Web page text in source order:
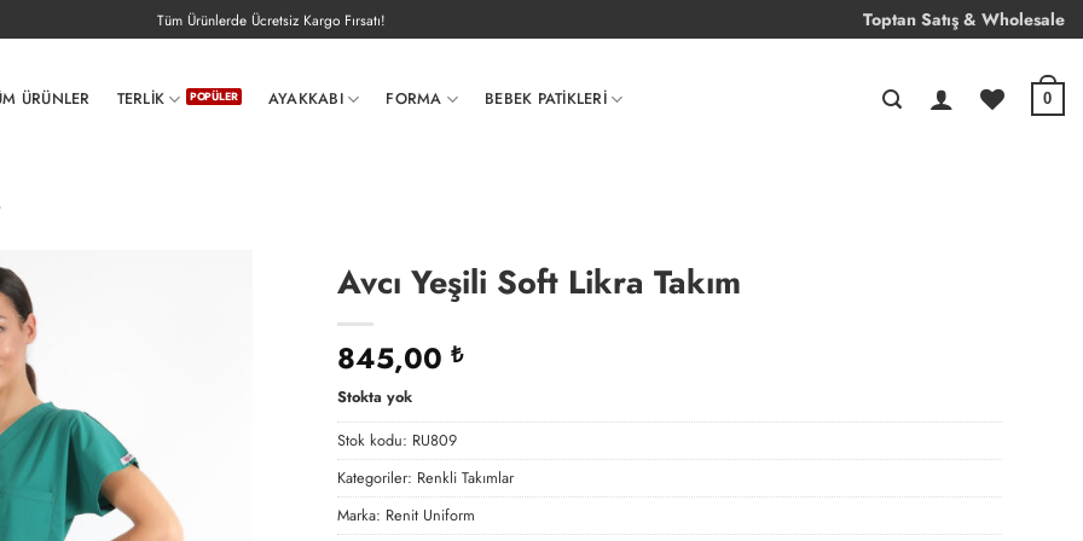
Tüm Ürünlerde Ücretsiz Kargo Fırsatı! Toptan Satış & Wholesale
ÜRÜNLER TERLIK AYAKKABI FORMA BEBEK PATIKLERI 0
Avcı Yeşili Soft Likra Takım
845,00 ₺
Stokta yok
Stok kodu: RU809
Kategoriler: Renkli Takımlar
Marka: Renit Uniform